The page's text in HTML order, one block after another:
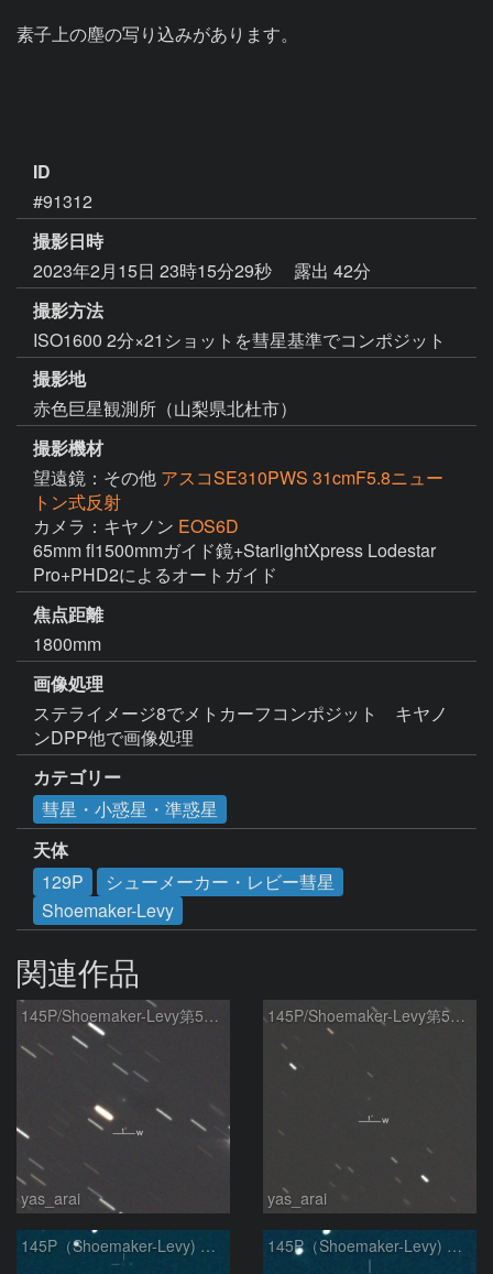
素子上の塵の写り込みがあります。
ID
#91312
撮影日時
2023年2月15日 23時15分29秒
露出 42分
撮影方法
ISO1600 2分×21ショットを彗星基準でコンポジット
撮影地
赤色巨星観測所（山梨県北杜市）
撮影機材
望遠鏡：その他 アスコSE310PWS 31cmF5.8ニュー
トン式反射
カメラ：キヤノン EOS6D
65mm fl1500mmガイド鏡+StarlightXpress Lodestar
Pro+PHD2によるオートガイド
焦点距離
1800mm
画像処理
ステライメージ8でメトカーフコンポジット　キヤノ
ンDPP他で画像処理
カテゴリー
彗星・小惑星・準惑星
天体
129P
シューメーカー・レビー彗星
Shoemaker-Levy
関連作品
145P/Shoemaker-Levy第5彗星
yas_arai
145P/Shoemaker-Levy第5彗星
yas_arai
145P（Shoemaker-Levy) の変化 145P（Shoemaker-Levy) の変化